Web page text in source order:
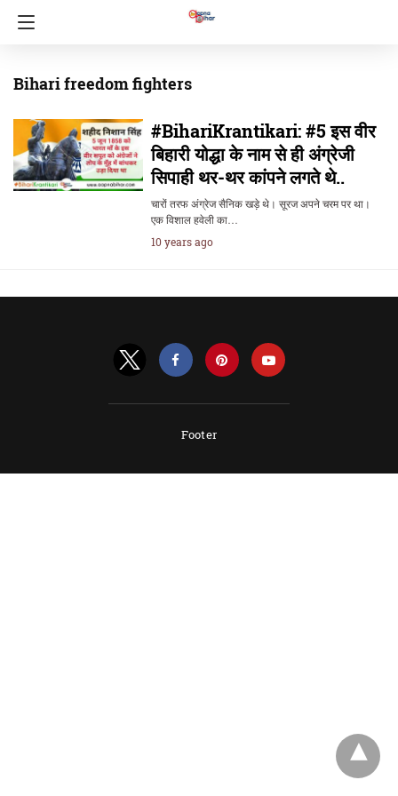
Bihari freedom fighters
#BihariKrantikari: #5 इस वीर
बिहारी योद्धा के नाम से ही अंग्रेजी
सिपाही थर-थर कांपने लगते थे..
चारों तरफ अंग्रेज सैनिक खड़े थे। सूरज अपने चरम पर था।
एक विशाल हवेली का…
10 years ago
Footer